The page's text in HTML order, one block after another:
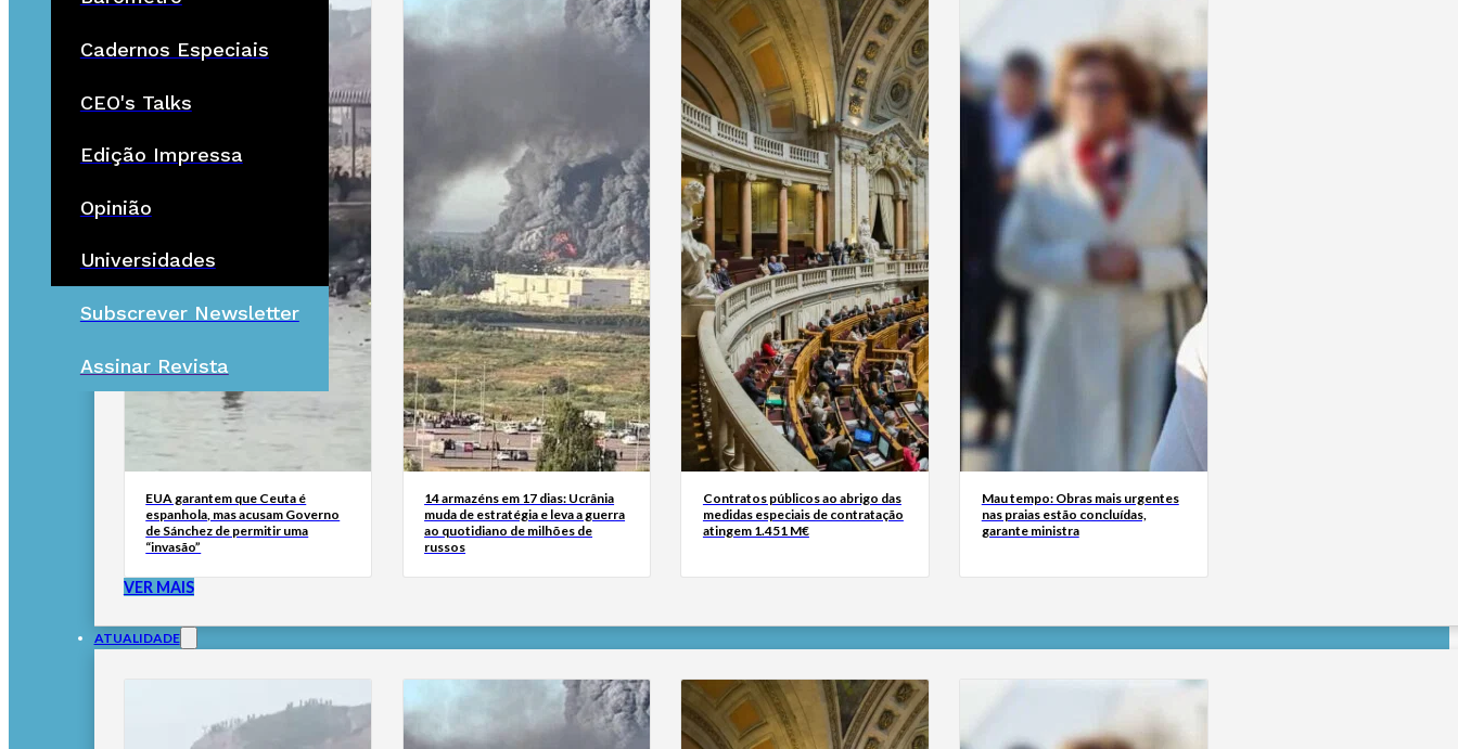
Cadernos Especiais
CEO's Talks
Edição Impressa
Opinião
Universidades
Subscrever Newsletter
Assinar Revista
EUA garantem que Ceuta é
espanhola, mas acusam Governo
de Sánchez de permitir uma
“invasão”
14 armazéns em 17 dias: Ucrânia
muda de estratégia e leva a guerra
ao quotidiano de milhões de
russos
Contratos públicos ao abrigo das
medidas especiais de contratação
atingem 1.451 M€
Mau tempo: Obras mais urgentes
nas praias estão concluídas,
garante ministra
VER MAIS
ATUALIDADE